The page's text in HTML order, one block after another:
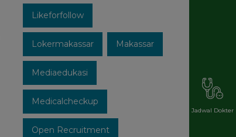
Likeforfollow
Lokermakassar Makassar
Mediaedukasi
Medicalcheckup
Open Recruitment
Jadwal Dokter